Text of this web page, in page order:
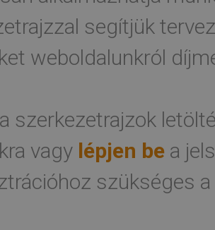
segítjük
weboldalunkról
szerkezetrajzok
vagy lépjen be a
szükséges